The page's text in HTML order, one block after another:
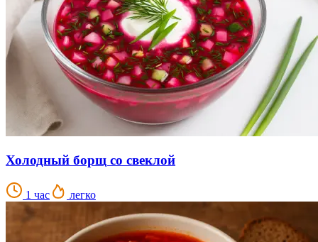
Холодный борщ со свеклой
1 час легко